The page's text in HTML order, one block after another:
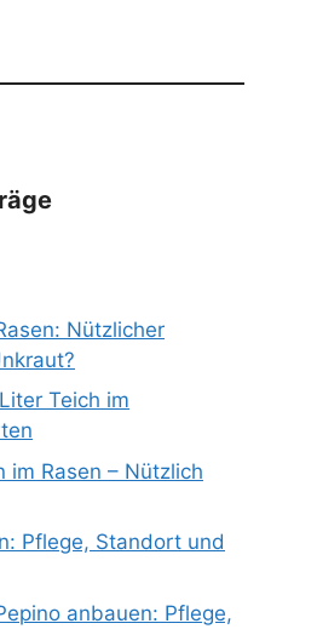
Nützlicher
Teich im
im Rasen – Nützlich
Pflege, Standort und
anbauen: Pflege,